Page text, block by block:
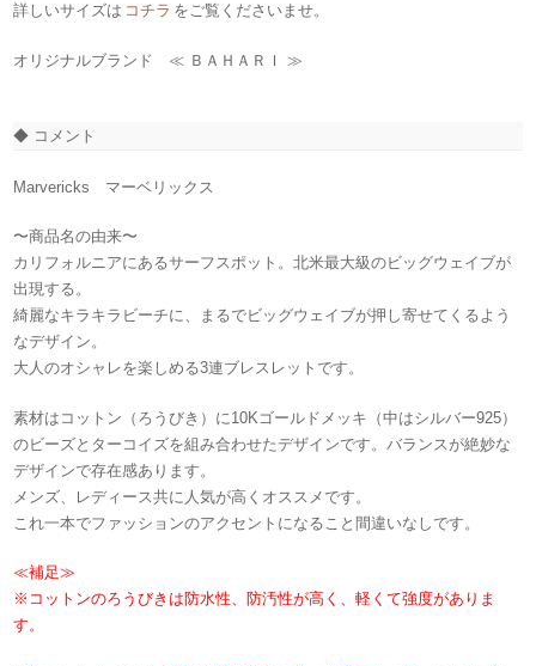
詳しいサイズは コチラ をご覧くださいませ。
オリジナルブランド ≪ ＢＡＨＡＲＩ ≫
◆ コメント
Marvericks マーベリックス
〜商品名の由来〜
カリフォルニアにあるサーフスポット。北米最大級のビッグウェイブが
出現する。
綺麗なキラキラビーチに、まるでビッグウェイブが押し寄せてくるよう
なデザイン。
大人のオシャレを楽しめる3連ブレスレットです。
素材はコットン（ろうびき）に10Kゴールドメッキ（中はシルバー925）
のビーズと ターコイズを組み合わせたデザインです。バランスが絶妙な
デザインで存在感あります。
メンズ、レディース共に人気が高くオススメです。
これ一本でファッションのアクセントになること間違いなしです。
≪補足≫
※コットンのろうびきは防水性、防汚性が高く、軽くて強度がありま
す。